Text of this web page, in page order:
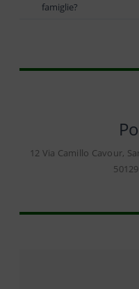
famiglie?
12 Via Camillo Cavour,